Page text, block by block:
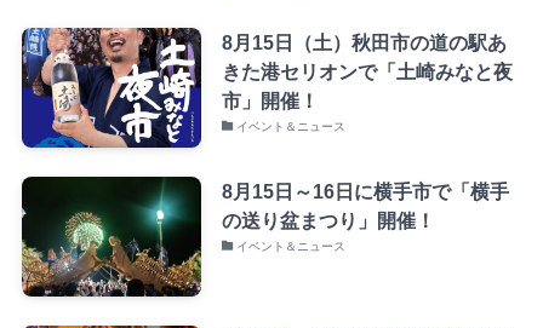
8月15日（土）秋田市の道の駅あ
きた港セリオンで「土崎みなと夜
市」開催！
イベント＆ニュース
8月15日～16日に横手市で「横手
の送り盆まつり」開催！
イベント＆ニュース